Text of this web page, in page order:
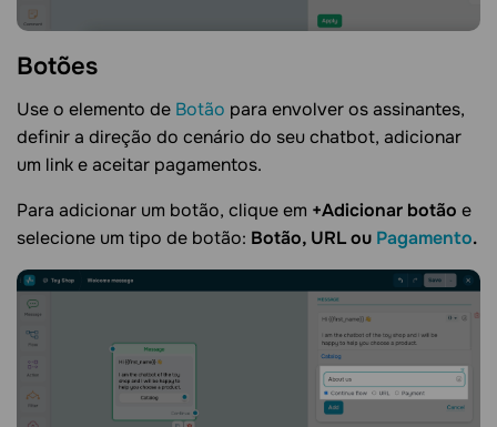
Botões
Use o elemento de Botão para envolver os assinantes,
definir a direção do cenário do seu chatbot, adicionar
um link e aceitar pagamentos.
Para adicionar um botão, clique em +Adicionar botão e
selecione um tipo de botão: Botão, URLou Pagamento.